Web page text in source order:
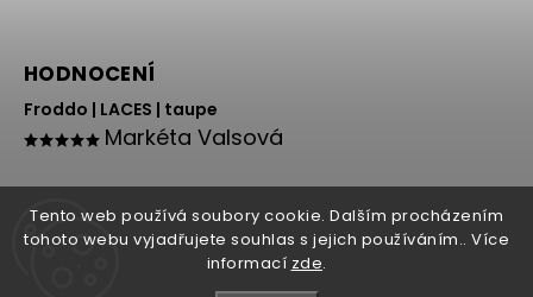
Tento web používá soubory cookie. Dalším procházením
tohoto webu vyjadřujete souhlas s jejich používáním.. Více
informací zde.
HODNOCENÍ
Froddo | LACES | taupe
Markéta Valsová